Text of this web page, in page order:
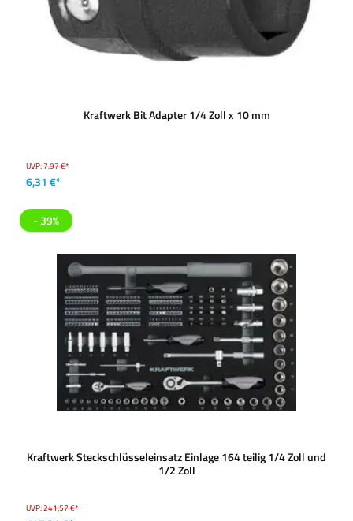
Kraftwerk Bit Adapter 1/4 Zoll x 10 mm
UVP:7,97 €*
6,31 €*
- 39%
Kraftwerk Steckschlüsseleinsatz Einlage 164 teilig 1/4 Zoll und
1/2 Zoll
UVP:241,57 €*